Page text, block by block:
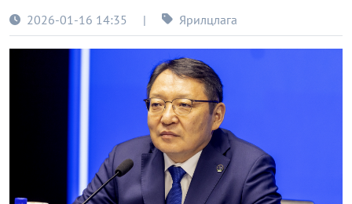
2026-01-16 14:35 | Ярилцлага